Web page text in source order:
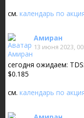
см.календарь по
Амиран
13 июня 2023,
сегодня ожидаем:
$0.185
см.календарь по